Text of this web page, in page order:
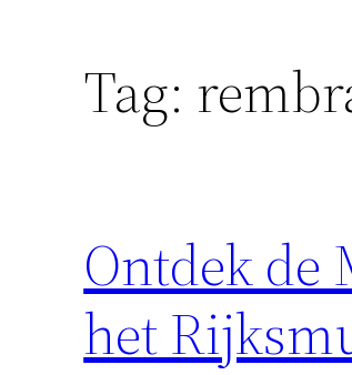
Tag:
Ontdek de
het